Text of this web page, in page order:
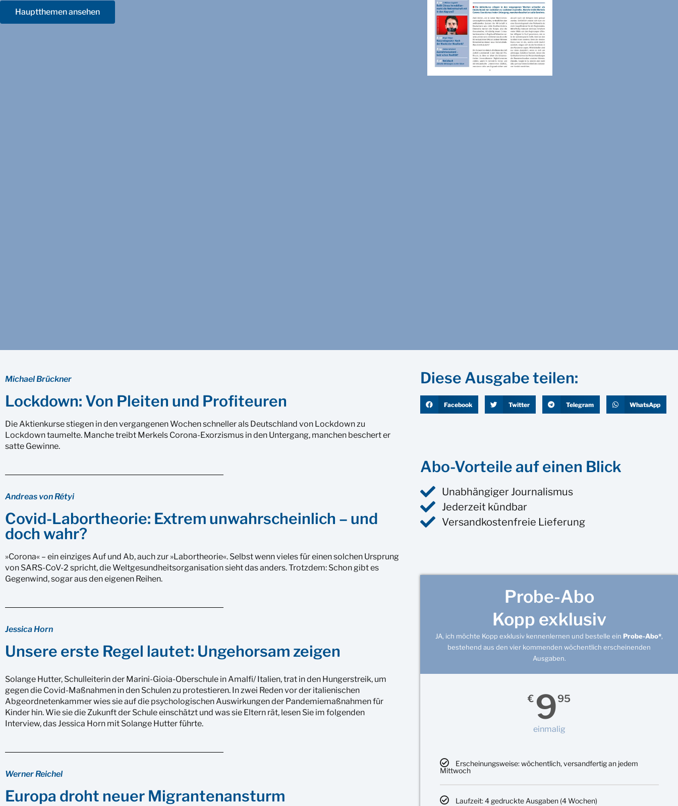
Hauptthemen ansehen
Michael Brückner
Lockdown: Von Pleiten und Profiteuren
Die Aktienkurse stiegen in den vergangenen Wochen schneller als Deutschland von Lockdown zu
Lockdown taumelte. Manche treibt Merkels Corona-Exorzismus in den Untergang, manchen beschert er
satte Gewinne.
Andreas von Rétyi
Covid-Labortheorie: Extrem unwahrscheinlich – und
doch wahr?
»Corona« – ein einziges Auf und Ab, auch zur »Labortheorie«. Selbst wenn vieles für einen solchen Ursprung
von SARS-CoV-2 spricht, die Weltgesundheitsorganisation sieht das anders. Trotzdem: Schon gibt es
Gegenwind, sogar aus den eigenen Reihen.
Jessica Horn
Unsere erste Regel lautet: Ungehorsam zeigen
Solange Hutter, Schulleiterin der Marini-Gioia-Oberschule in Amalfi/ Italien, trat in den Hungerstreik, um
gegen die Covid-Maßnahmen in den Schulen zu protestieren. In zwei Reden vor der italienischen
Abgeordnetenkammer wies sie auf die psychologischen Auswirkungen der Pandemiemaßnahmen für
Kinder hin. Wie sie die Zukunft der Schule einschätzt und was sie Eltern rät, lesen Sie im folgenden
Interview, das Jessica Horn mit Solange Hutter führte.
Werner Reichel
Europa droht neuer Migrantenansturm
Diese Ausgabe teilen:
Facebook Twitter Telegram WhatsApp
Abo-Vorteile auf einen Blick
Unabhängiger Journalismus
Jederzeit kündbar
Versandkostenfreie Lieferung
Probe-Abo
Kopp exklusiv
JA, ich möchte Kopp exklusiv kennenlernen und bestelle einProbe-Abo*,
bestehend aus den vier kommenden wöchentlich erscheinenden
Ausgaben.
€ 995
einmalig
Erscheinungsweise: wöchentlich, versandfertig an jedem
Mittwoch
Laufzeit: 4 gedruckte Ausgaben (4 Wochen)